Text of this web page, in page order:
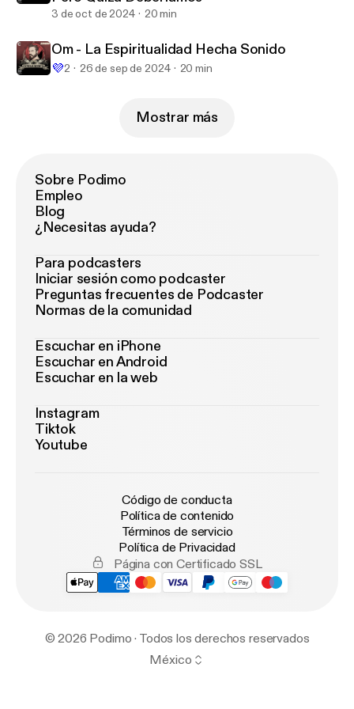
3 de oct de 2024 20 min
Om - La Espiritualidad Hecha Sonido
💜2 26 de sep de 2024 20 min
Mostrar más
Sobre Podimo
Empleo
Blog
¿Necesitas ayuda?
Para podcasters
Iniciar sesión como podcaster
Preguntas frecuentes de Podcaster
Normas de la comunidad
Escuchar en iPhone
Escuchar en Android
Escuchar en la web
Instagram
Tiktok
Youtube
Código de conducta
Política de contenido
Términos de servicio
Política de Privacidad
Página con Certificado SSL
© 2026 Podimo · Todos los derechos reservados
México